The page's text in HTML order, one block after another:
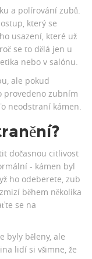
a polírování zubů.
který se
usazení, které už
se to dělá jen u
nebo v salónu.
ale pokud
provedeno zubním
neodstraní kámen.
dočasnou citlivost
- kámen byl
ho odeberete, zub
během několika
se na
byly běleny, ale
lidí si všimne, že